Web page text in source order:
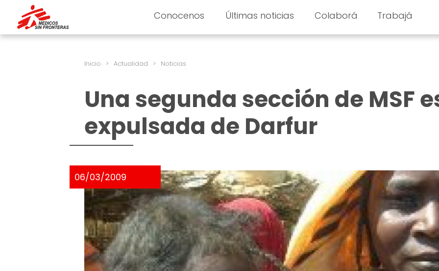
Conocenos Últimas noticias Colaborá Trabajá
Inicio > Actualidad > Noticias
Una segunda sección de MSF
expulsada de Darfur
06/03/2009